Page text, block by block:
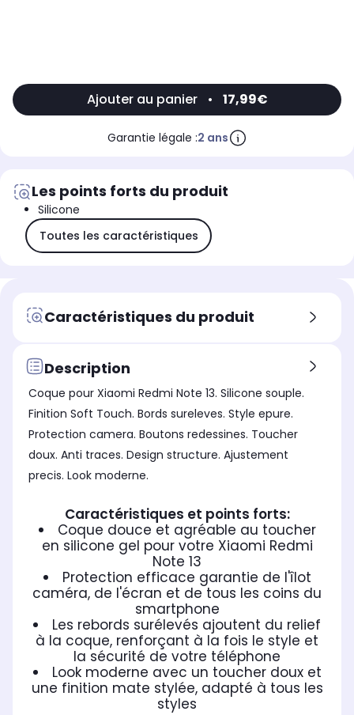
Ajouter au panier • 17,99€
Garantie légale :2 ans
Les points forts du produit
Silicone
Toutes les caractéristiques
Caractéristiques du produit
Description
Coque pour Xiaomi Redmi Note 13. Silicone souple.
Finition Soft Touch. Bords sureleves. Style epure.
Protection camera. Boutons redessines. Toucher
doux. Anti traces. Design structure. Ajustement
precis. Look moderne.
Caractéristiques et points forts:
Coque douce et agréable au toucher
en silicone gel pour votre Xiaomi Redmi
Note 13
Protection efficace garantie de l'îlot
caméra, de l'écran et de tous les coins du
smartphone
Les rebords surélevés ajoutent du relief
à la coque, renforçant à la fois le style et
la sécurité de votre téléphone
Look moderne avec un toucher doux et
une finition mate stylée, adapté à tous les
styles